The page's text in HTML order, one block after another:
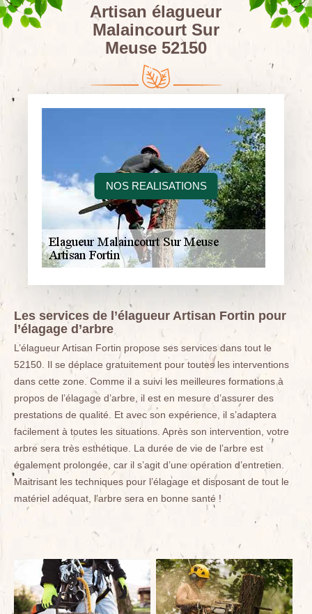
NOS REALISATIONS
Artisan élagueur
Malaincourt Sur
Meuse 52150
Les services de l’élagueur Artisan Fortin pour
l’élagage d’arbre
L’élagueur Artisan Fortin propose ses services dans tout le
52150. Il se déplace gratuitement pour toutes les interventions
dans cette zone. Comme il a suivi les meilleures formations à
propos de l’élagage d’arbre, il est en mesure d’assurer des
prestations de qualité. Et avec son expérience, il s’adaptera
facilement à toutes les situations. Après son intervention, votre
arbre sera très esthétique. La durée de vie de l’arbre est
également prolongée, car il s’agit d’une opération d’entretien.
Maitrisant les techniques pour l’élagage et disposant de tout le
matériel adéquat, l’arbre sera en bonne santé !